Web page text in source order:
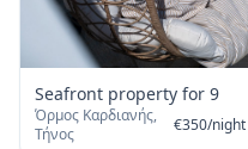
Seafront property for 9
Όρμος Καρδιανής,
Τήνος
€350/night